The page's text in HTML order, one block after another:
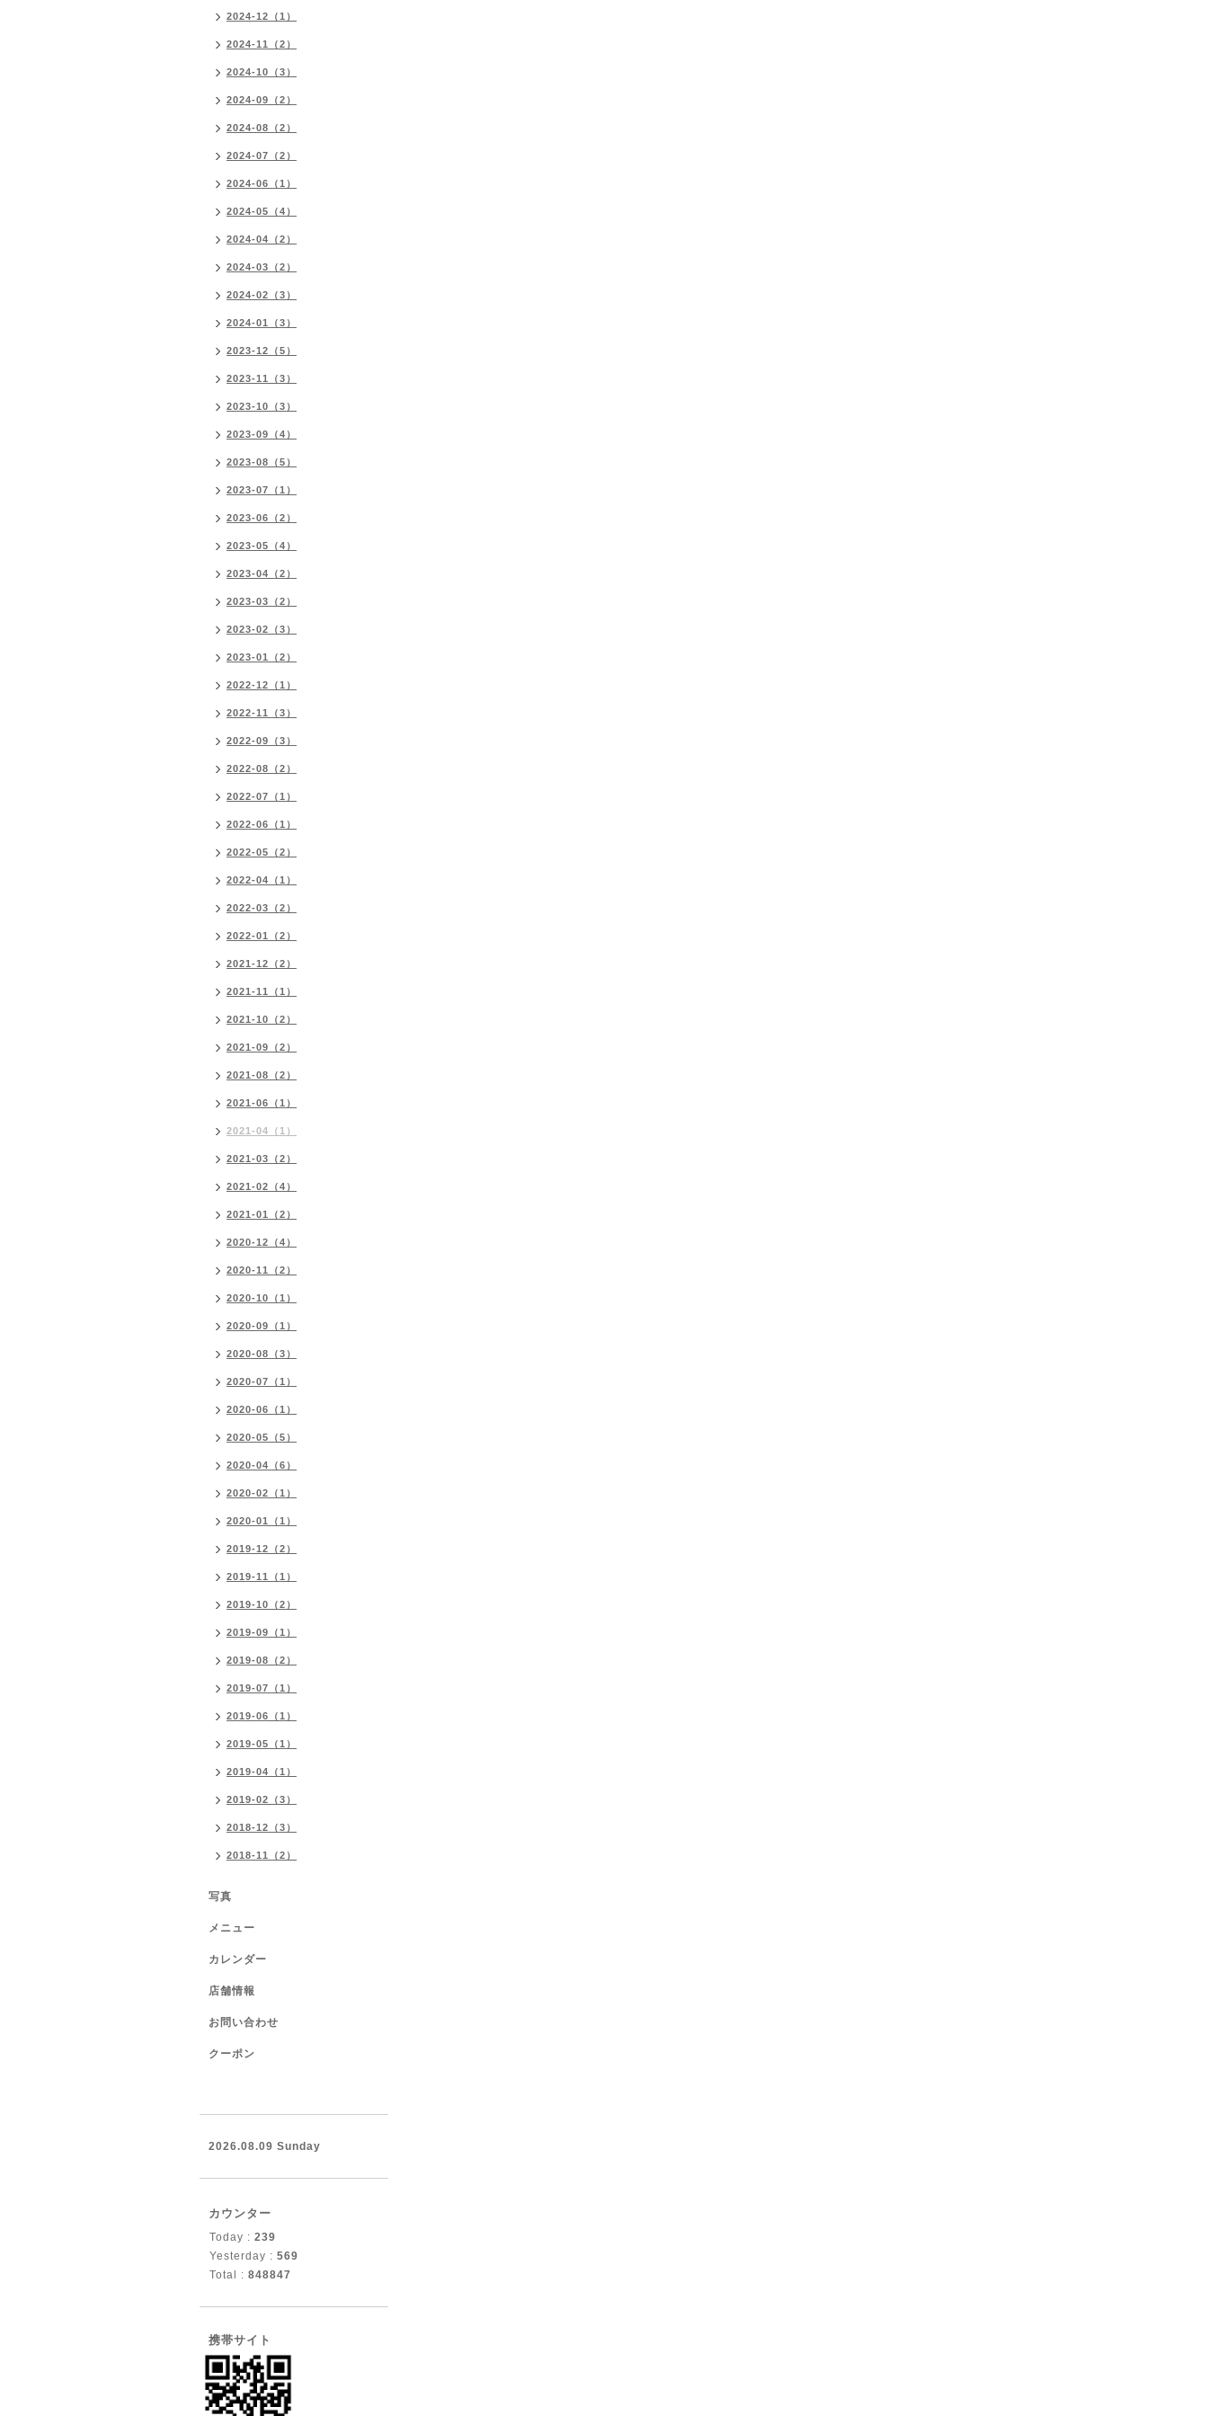
2024-12（1）
2024-11（2）
2024-10（3）
2024-09（2）
2024-08（2）
2024-07（2）
2024-06（1）
2024-05（4）
2024-04（2）
2024-03（2）
2024-02（3）
2024-01（3）
2023-12（5）
2023-11（3）
2023-10（3）
2023-09（4）
2023-08（5）
2023-07（1）
2023-06（2）
2023-05（4）
2023-04（2）
2023-03（2）
2023-02（3）
2023-01（2）
2022-12（1）
2022-11（3）
2022-09（3）
2022-08（2）
2022-07（1）
2022-06（1）
2022-05（2）
2022-04（1）
2022-03（2）
2022-01（2）
2021-12（2）
2021-11（1）
2021-10（2）
2021-09（2）
2021-08（2）
2021-06（1）
2021-04（1）
2021-03（2）
2021-02（4）
2021-01（2）
2020-12（4）
2020-11（2）
2020-10（1）
2020-09（1）
2020-08（3）
2020-07（1）
2020-06（1）
2020-05（5）
2020-04（6）
2020-02（1）
2020-01（1）
2019-12（2）
2019-11（1）
2019-10（2）
2019-09（1）
2019-08（2）
2019-07（1）
2019-06（1）
2019-05（1）
2019-04（1）
2019-02（3）
2018-12（3）
2018-11（2）
写真
メニュー
カレンダー
店舗情報
お問い合わせ
クーポン
2026.08.09 Sunday
カウンター
Today : 239
Yesterday : 569
Total : 848847
携帯サイト